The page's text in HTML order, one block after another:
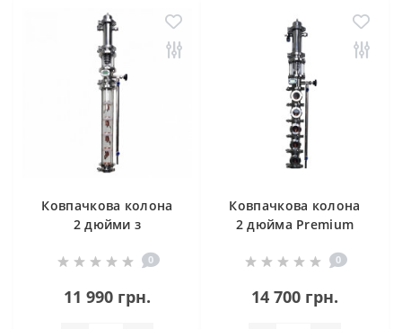
Ковпачкова колона
2 дюйми з
рівні
0
11 990 грн.
Ковпачкова колона
2 дюйма Premium
0
14 700 грн.